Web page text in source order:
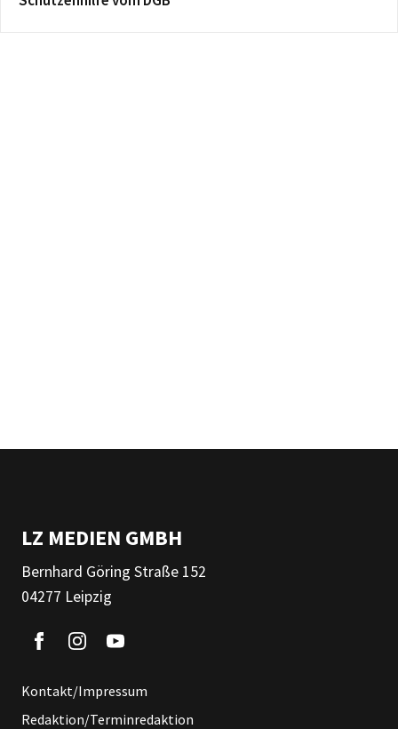
LZ MEDIEN GMBH
Bernhard Göring Straße 152
04277 Leipzig
Kontakt/Impressum
Redaktion/Terminredaktion